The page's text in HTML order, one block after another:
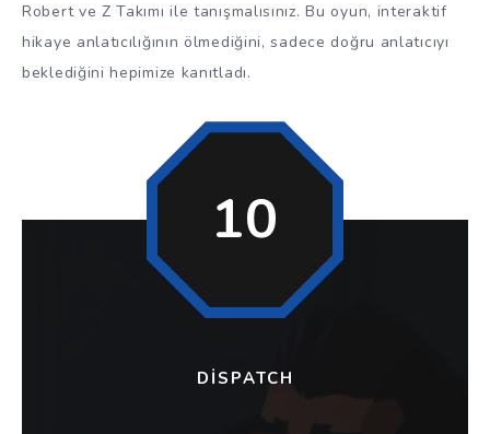
Robert ve Z Takımı ile tanışmalısınız. Bu oyun, interaktif
hikaye anlatıcılığının ölmediğini, sadece doğru anlatıcıyı
beklediğini hepimize kanıtladı.
DISPATCH
10